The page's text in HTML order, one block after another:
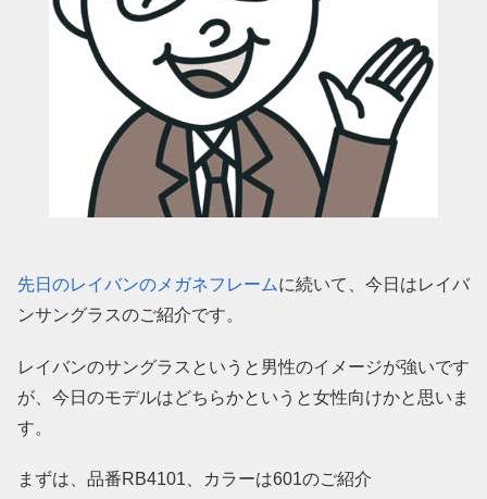
先日のレイバンのメガネフレームに続いて、今日はレイバ
ンサングラスのご紹介です。
レイバンのサングラスというと男性のイメージが強いです
が、今日のモデルはどちらかというと女性向けかと思いま
す。
まずは、品番RB4101、カラーは601のご紹介